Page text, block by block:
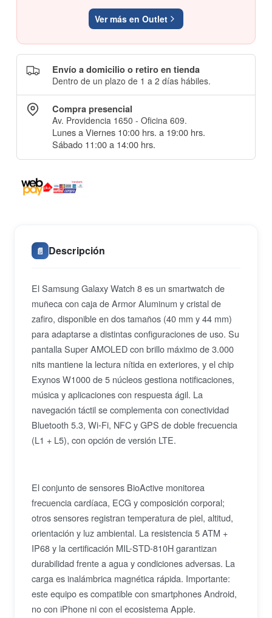
Ver más en Outlet
Envío a domicilio o retiro en tienda
Dentro de un plazo de 1 a 2 días hábiles.
Compra presencial
Av. Providencia 1650 - Oficina 609.
Lunes a Viernes 10:00 hrs. a 19:00 hrs.
Sábado 11:00 a 14:00 hrs.
📄 Descripción
El Samsung Galaxy Watch 8 es un smartwatch de
muñeca con caja de Armor Aluminum y cristal de
zafiro, disponible en dos tamaños (40 mm y 44 mm)
para adaptarse a distintas configuraciones de uso. Su
pantalla Super AMOLED con brillo máximo de 3.000
nits mantiene la lectura nítida en exteriores, y el chip
Exynos W1000 de 5 núcleos gestiona notificaciones,
música y aplicaciones con respuesta ágil. La
navegación táctil se complementa con conectividad
Bluetooth 5.3, Wi-Fi, NFC y GPS de doble frecuencia
(L1 + L5), con opción de versión LTE.
El conjunto de sensores BioActive monitorea
frecuencia cardíaca, ECG y composición corporal;
otros sensores registran temperatura de piel, altitud,
orientación y luz ambiental. La resistencia 5 ATM +
IP68 y la certificación MIL-STD-810H garantizan
durabilidad frente a agua y condiciones adversas. La
carga es inalámbrica magnética rápida. Importante:
este equipo es compatible con smartphones Android,
no con iPhone ni con el ecosistema Apple.